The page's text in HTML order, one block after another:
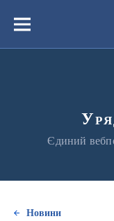
вмістуМеню
Єдиний
Новини